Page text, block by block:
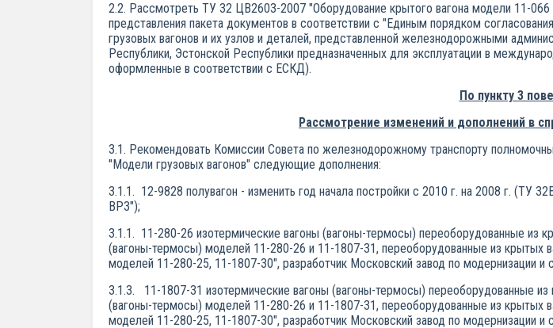
2.2. Рассмотреть ТУ 32 ЦВ2603-2007 "Оборудование крытого вагона модели
представления пакета документов в соответствии с "Единым порядком
грузовых вагонов и их узлов и деталей, представленной железнодорожными
Республики, Эстонской Республики предназначенных для эксплуатации в
оформленные в соответствии с ЕСКД).
По пункту 3
Рассмотрение изменений и дополнений в
3.1. Рекомендовать Комиссии Совета по железнодорожному транспорту
"Модели грузовых вагонов" следующие дополнения:
3.1.1. 12-9828 полувагон - изменить год начала постройки с 2010 г. на 2008 г.
ВРЗ");
3.1.1. 11-280-26 изотермические вагоны (вагоны-термосы) переоборудованные из
(вагоны-термосы) моделей 11-280-26 и 11-1807-31, переоборудованные из крытых
моделей 11-280-25, 11-1807-30", разработчик Московский завод по модернизации
3.1.3. 11-1807-31 изотермические вагоны (вагоны-термосы) переоборудованные
(вагоны-термосы) моделей 11-280-26 и 11-1807-31, переоборудованные из крытых
моделей 11-280-25, 11-1807-30", разработчик Московский завод по модернизации